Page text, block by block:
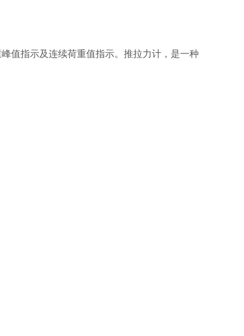
值指示及连续荷重值指示。推拉力计，是一种